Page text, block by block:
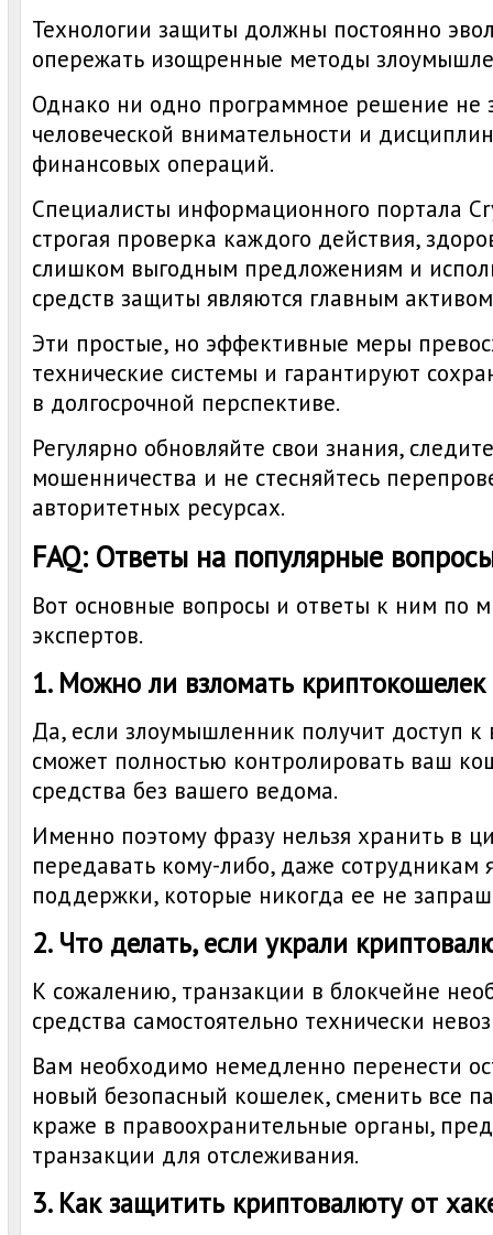
Технологии защиты должны постоянно
опережать изощренные методы
Однако ни одно программное решение не
человеческой внимательности и
финансовых операций.
Специалисты информационного портала
строгая проверка каждого действия,
слишком выгодным предложениям и
средств защиты являются главным
Эти простые, но эффективные меры
технические системы и гарантируют
в долгосрочной перспективе.
Регулярно обновляйте свои знания,
мошенничества и не стесняйтесь
авторитетных ресурсах.
FAQ: Ответы на популярные
Вот основные вопросы и ответы к ним по
экспертов.
1. Можно ли взломать
Да, если злоумышленник получит доступ
сможет полностью контролировать ваш
средства без вашего ведома.
Именно поэтому фразу нельзя хранить в
передавать кому-либо, даже сотрудникам
поддержки, которые никогда ее не
2. Что делать, если украли
К сожалению, транзакции в блокчейне
средства самостоятельно технически
Вам необходимо немедленно перенести
новый безопасный кошелек, сменить все
краже в правоохранительные органы,
транзакции для отслеживания.
3. Как защитить криптовалюту от